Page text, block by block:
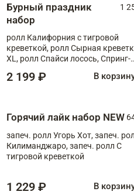
Бурный праздник
набор
1
ролл Калифорния с тигровой
креветкой, ролл Сырная
XL, ролл Спайси лосось, Спринг-
Медовая креветка
2 199 ₽ В
Горячий лайк набор NEW
запеч. ролл Угорь Хот, запеч.
Килиманджаро, запеч. ролл С
тигровой креветкой
1 229 ₽ В